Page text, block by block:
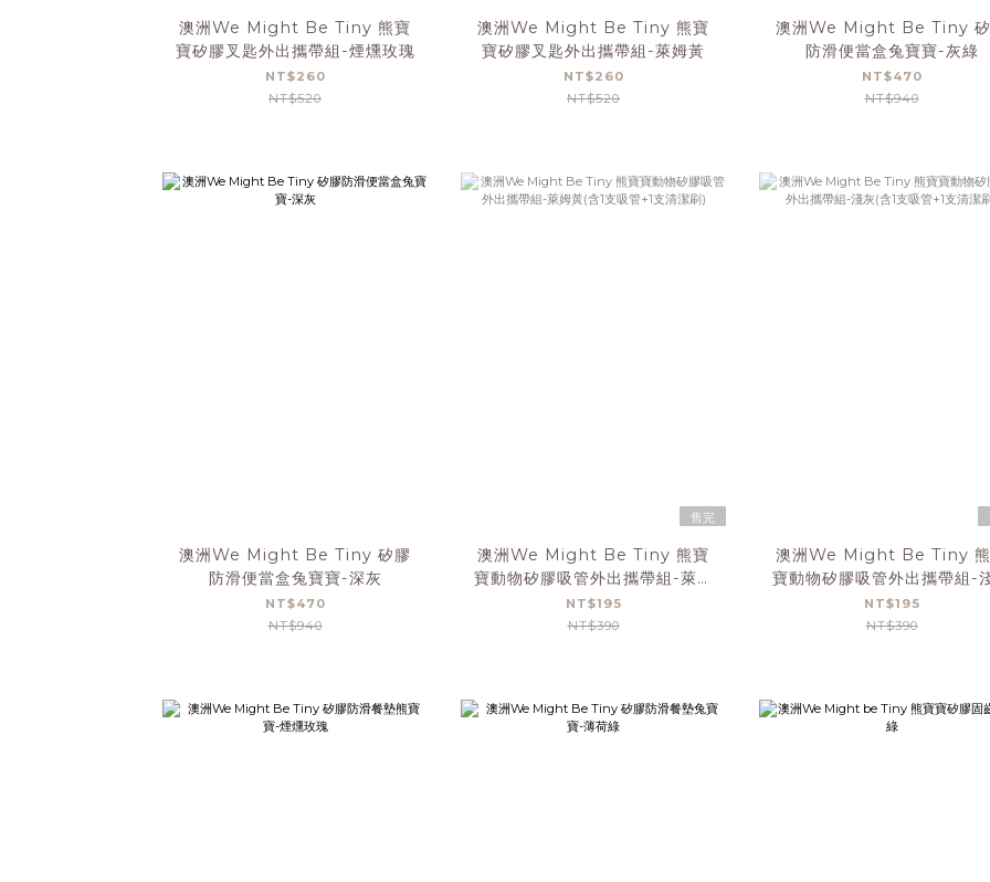
澳洲We Might Be Tiny 熊寶
寶矽膠叉匙外出攜帶組-煙燻玫瑰
NT$260
NT$520
澳洲We Might Be Tiny 熊寶
寶矽膠叉匙外出攜帶組-萊姆黃
NT$260
NT$520
澳洲We Might Be Tiny
防滑便當盒兔寶寶-灰綠
NT$470
NT$940
澳洲We Might Be Tiny 矽膠
防滑便當盒兔寶寶-深灰
NT$470
NT$940
售完
澳洲We Might Be Tiny 熊寶
寶動物矽膠吸管外出攜帶組-萊姆
黃(含1支吸管+1支清潔刷)
NT$195
NT$390
澳洲We Might Be Tiny
寶動物矽膠吸管外出攜帶組-
(含1支吸管+1支清潔刷)
NT$195
NT$390